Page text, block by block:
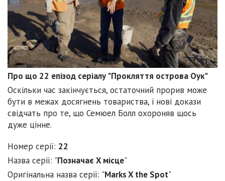
Про що 22 епізод серіалу "Прокляття острова Оук"
Оскільки час закінчується, остаточний прорив може
бути в межах досягнень товариства, і нові докази
свідчать про те, що Семюел Болл охороняв щось
дуже цінне.
Номер серії: 22
Назва серії: "Позначає X місце"
Оригінальна назва серії: "Marks X the Spot"